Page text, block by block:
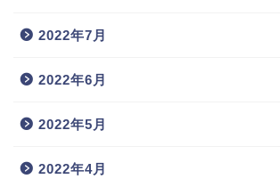
2022年7月
2022年6月
2022年5月
2022年4月